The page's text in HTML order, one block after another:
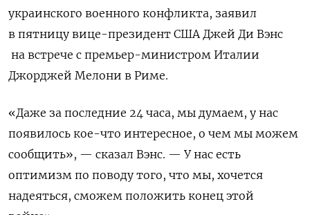
украинского военного конфликта, заявил
в пятницу вице-президент США Джей Ди Вэнс
на встрече с премьер-министром Италии
Джорджей Мелони в Риме.
«Даже за последние 24 часа, мы думаем, у нас
появилось кое-что интересное, о чем мы можем
сообщить», — сказал Вэнс. — У нас есть
оптимизм по поводу того, что мы, хочется
надеяться, сможем положить конец этой